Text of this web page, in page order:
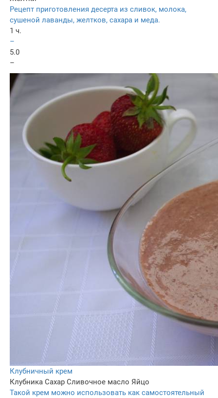
Рецепт приготовления десерта из сливок, молока,
сушеной лаванды, желтков, сахара и меда.
1 ч.
–
5.0
–
Клубничный крем
Клубника Сахар Сливочное масло Яйцо
Такой крем можно использовать как самостоятельный